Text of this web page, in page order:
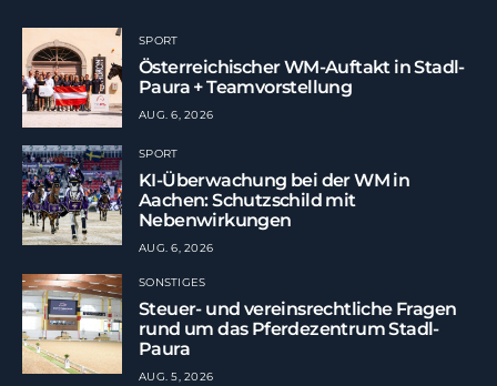
SPORT
Österreichischer WM-Auftakt in Stadl-
Paura + Teamvorstellung
AUG. 6, 2026
SPORT
KI-Überwachung bei der WM in
Aachen: Schutzschild mit
Nebenwirkungen
AUG. 6, 2026
SONSTIGES
Steuer- und vereinsrechtliche Fragen
rund um das Pferdezentrum Stadl-
Paura
AUG. 5, 2026